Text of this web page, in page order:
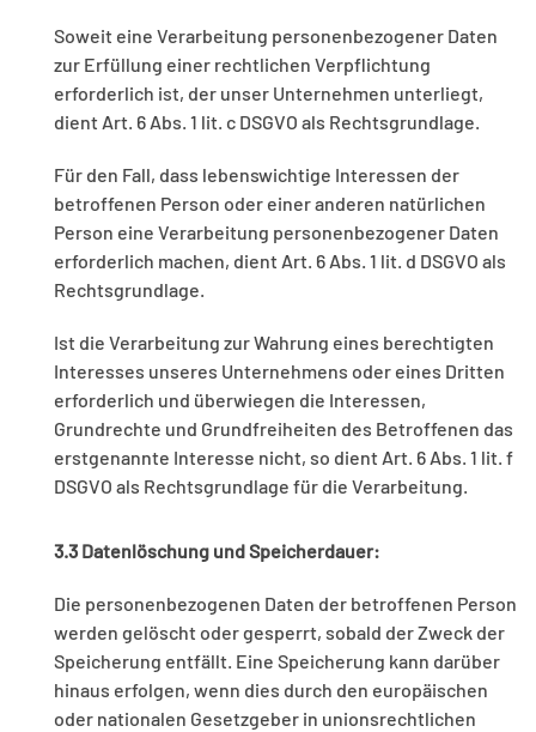
Soweit eine Verarbeitung personenbezogener Daten
zur Erfüllung einer rechtlichen Verpflichtung
erforderlich ist, der unser Unternehmen unterliegt,
dient Art. 6 Abs. 1 lit. c DSGVO als Rechtsgrundlage.
Für den Fall, dass lebenswichtige Interessen der
betroffenen Person oder einer anderen natürlichen
Person eine Verarbeitung personenbezogener Daten
erforderlich machen, dient Art. 6 Abs. 1 lit. d DSGVO als
Rechtsgrundlage.
Ist die Verarbeitung zur Wahrung eines berechtigten
Interesses unseres Unternehmens oder eines Dritten
erforderlich und überwiegen die Interessen,
Grundrechte und Grundfreiheiten des Betroffenen das
erstgenannte Interesse nicht, so dient Art. 6 Abs. 1 lit. f
DSGVO als Rechtsgrundlage für die Verarbeitung.
3.3 Datenlöschung und Speicherdauer:
Die personenbezogenen Daten der betroffenen Person
werden gelöscht oder gesperrt, sobald der Zweck der
Speicherung entfällt. Eine Speicherung kann darüber
hinaus erfolgen, wenn dies durch den europäischen
oder nationalen Gesetzgeber in unionsrechtlichen